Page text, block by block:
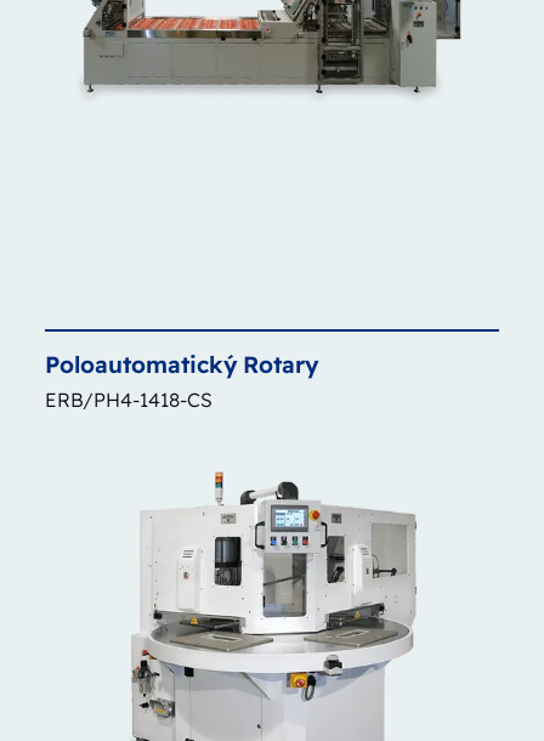
Poloautomatický Rotary
ERB/PH4-1418-CS